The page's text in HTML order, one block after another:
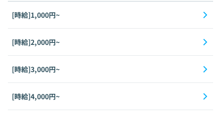
[時給]1,000円~
[時給]2,000円~
[時給]3,000円~
[時給]4,000円~